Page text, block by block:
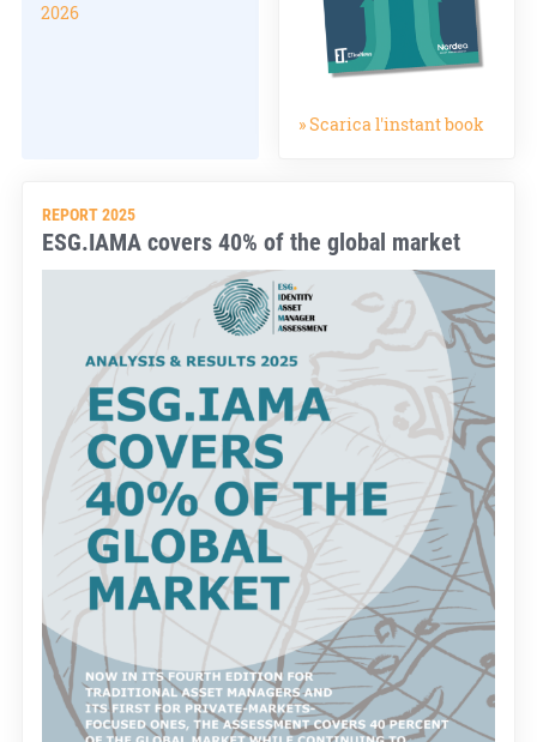
2026
» Scarica l'instant book
REPORT 2025
ESG.IAMA covers 40% of the global market